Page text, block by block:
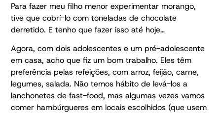
Para fazer meu filho menor experimentar morango,
tive que cobrí-lo com toneladas de chocolate
derretido. E tenho que fazer isso até hoje…
Agora, com dois adolescentes e um pré-adolescente
em casa, acho que fiz um bom trabalho. Eles têm
preferência pelas refeições, com arroz, feijão, carne,
legumes, salada. Não temos hábito de levá-los a
lanchonetes de fast-food, mas algumas vezes vamos
comer hambúrgueres em locais escolhidos (que usem